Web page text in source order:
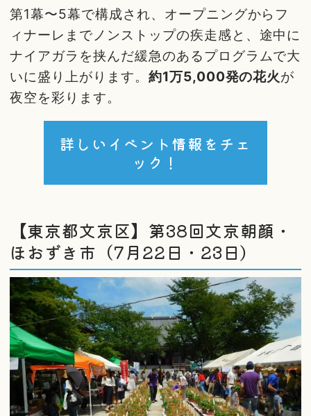
第1幕〜5幕で構成され、オープニングからフ
ィナーレまでノンストップの疾走感と、途中に
ナイアガラを挟んだ緩急のあるプログラムで大
いに盛り上がります。 約1万5,000発の花火が
夜空を彩ります。
詳しいイベント情報をチェ
ック！
【東京都文京区】第38回文京朝顔・
ほおずき市（7月22日・23日）